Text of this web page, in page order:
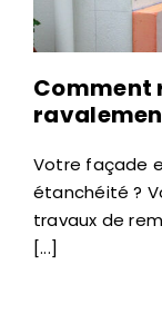
Comment
Votre façade
étanchéité ?
travaux de
[...]